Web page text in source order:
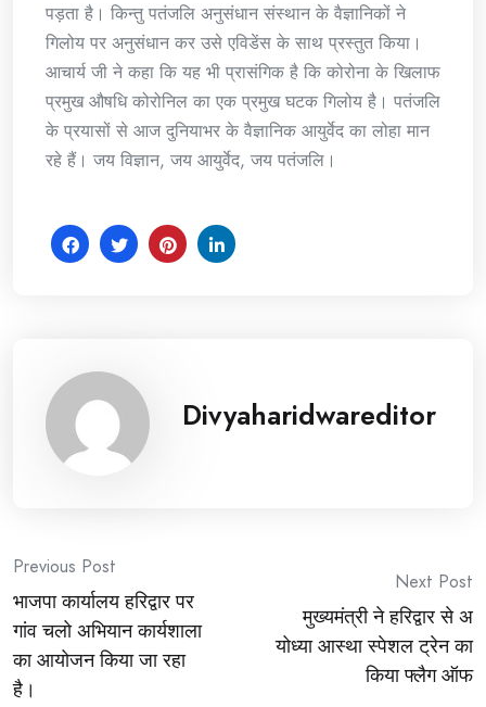
पड़ता है। किन्तु पतंजलि अनुसंधान संस्थान के वैज्ञानिकों ने
गिलोय पर अनुसंधान कर उसे एविडेंस के साथ प्रस्तुत किया।
आचार्य जी ने कहा कि यह भी प्रासंगिक है कि कोरोना के खिलाफ
प्रमुख औषधि कोरोनिल का एक प्रमुख घटक गिलोय है। पतंजलि
के प्रयासों से आज दुनियाभर के वैज्ञानिक आयुर्वेद का लोहा मान
रहे हैं। जय विज्ञान, जय आयुर्वेद, जय पतंजलि।
Divyaharidwareditor
Post
navigation
Previous Post
भाजपा कार्यालय हरिद्वार पर
गांव चलो अभियान कार्यशाला
का आयोजन किया जा रहा
है।
Next Post
मुख्यमंत्री ने हरिद्वार से अ
योध्या आस्था स्पेशल ट्रेन का
किया फ्लैग ऑफ